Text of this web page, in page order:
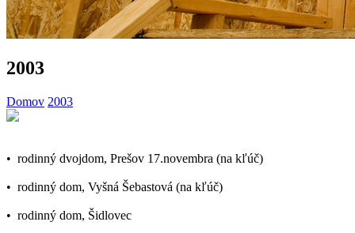
2003
Domov 2003
• rodinný dvojdom, Prešov 17.novembra (na kľúč)
• rodinný dom, Vyšná Šebastová (na kľúč)
• rodinný dom, Šidlovec